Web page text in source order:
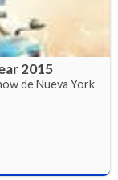
2015
de Nueva York